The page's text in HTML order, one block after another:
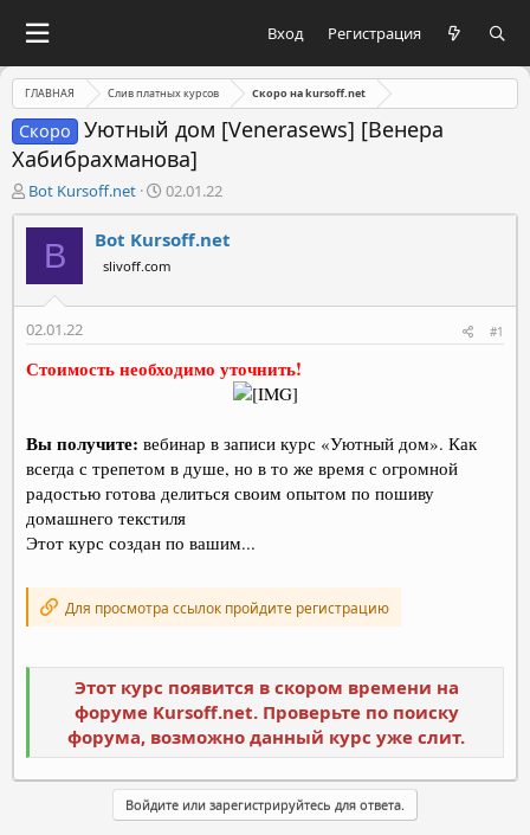
Вход Регистрация
ГЛАВНАЯ Слив платных курсов Скоро на kursoff.net
Скоро
Уютный дом [Venerasews] [Венера
Хабибрахманова]
А
в
т
м
ы
Bot Kursoff.net
Д
а
т
а
н
а
а
02.01.22
B Bot Kursoff.net
slivoff.com
02.01.22 #1
Стоимость необходимо уточнить!
Вы получите: вебинар в записи курс «Уютный дом». Как
всегда с трепетом в душе, но в то же время с огромной
радостью готова делиться своим опытом по пошиву
домашнего текстиля
Этот курс создан по вашим...
Для просмотра ссылок пройдите регистрацию
Этот курс появится в скором времени на
форуме Kursoff.net. Проверьте по поиску
форума, возможно данный курс уже слит.
Войдите или зарегистрируйтесь для ответа.